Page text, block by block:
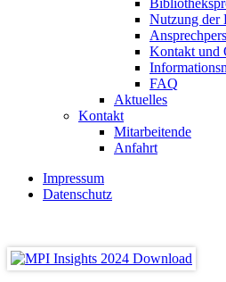
Nutzung der
Kontakt und
FAQ
Aktuelles
Kontakt
Mitarbeitende
Anfahrt
Impressum
Datenschutz